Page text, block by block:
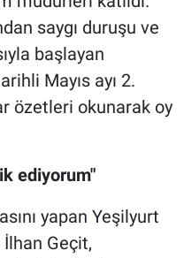
saygı duruşu ve
başlayan
Mayıs ayı 2.
özetleri okunarak oy
ediyorum"
yapan Yeşilyurt
İlhan Geçit,